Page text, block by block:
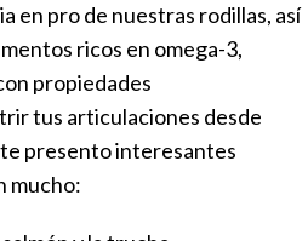
en pro de nuestras rodillas, así
ricos en omega-3,
propiedades
tus articulaciones desde
presento interesantes
mucho: